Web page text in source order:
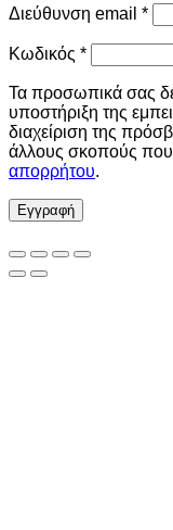
Διεύθυνση email *
Κωδικός *Απαιτείται
Τα προσωπικά σας
υποστήριξη της
διαχείριση της
άλλους σκοπούς που
απορρήτου.
Εγγραφή